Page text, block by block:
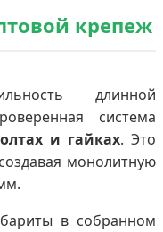
крепеж
длинной
система
и гайках. Это
монолитную
в собранном